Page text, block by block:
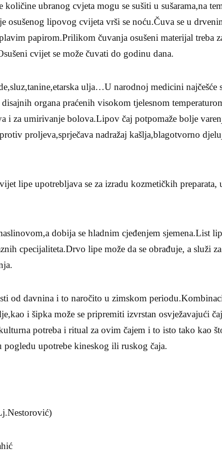
ubranog cvjeta mogu se sušiti u sušarama,na
osušenog lipovog cvijeta vrši se noću.Čuva se u
papirom.Prilikom čuvanja osušeni materijal treba
cvijet se može čuvati do godinu dana.
ulja…U narodnoj medicini najčešće
organa praćenih visokom tjelesnom
i za umirivanje bolova.Lipov čaj potpomaže bolje
proljeva,sprječava nadražaj kašlja,blagotvorno
lipe upotrebljava se za izradu kozmetičkih preparata,
dobija se hladnim cjeđenjem sjemena.List
cpecijaliteta.Drvo lipe može da se obrađuje, a služi
od davnina i to naročito u zimskom
i šipka može se pripremiti izvrstan osvježavajući
potreba i ritual za ovim čajem i to isto tako kao
upotrebe kineskog ili ruskog čaja.